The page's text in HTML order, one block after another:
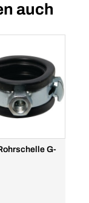
auch
G-